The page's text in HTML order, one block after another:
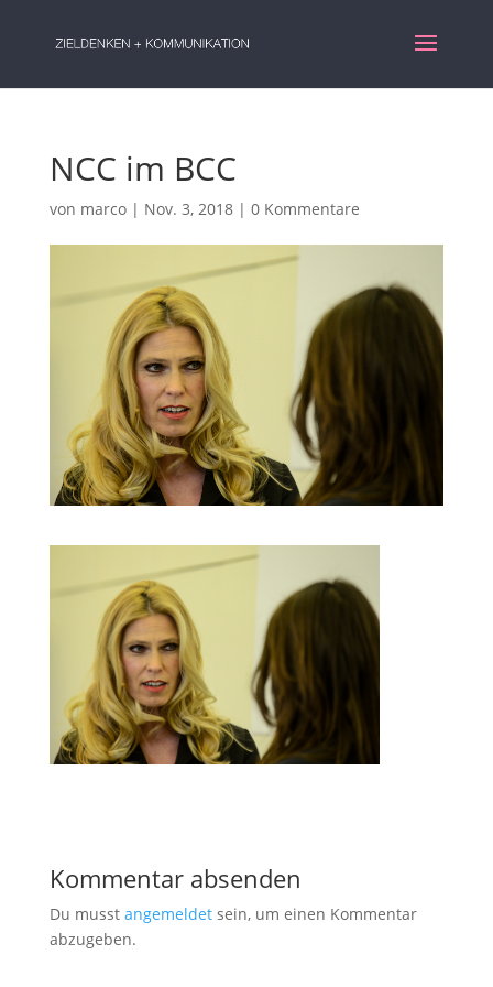
NCC im BCC
von marco| Nov. 3, 2018| 0 Kommentare
Kommentar absenden
Du musst angemeldetsein, um einen Kommentar
abzugeben.